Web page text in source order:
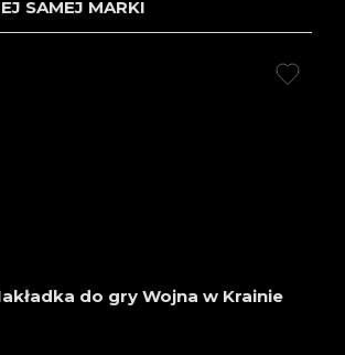
SAMEJ MARKI
do gry Wojna w Krainie